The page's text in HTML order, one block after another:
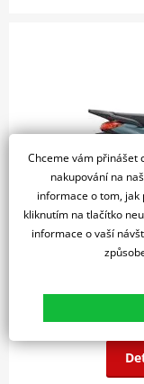
Piaggio
Chceme vám přinášet
nakupování na
informace o tom, jak
kliknutím na tlačítko
informace o vaší